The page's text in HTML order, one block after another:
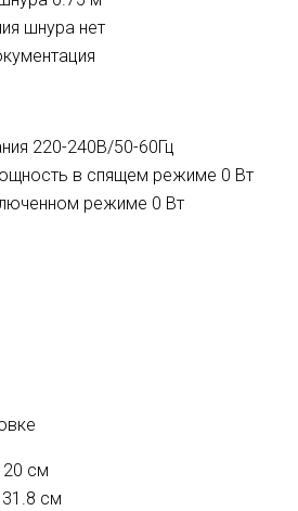
шнура нет
220-240В/50-60Гц
в спящем режиме 0 Вт
режиме 0 Вт
20 см
31.8 см